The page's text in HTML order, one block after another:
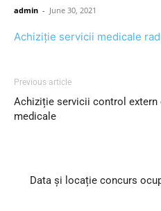
admin - June 30, 2021
Achiziție servicii medicale
Previous article
Achiziție servicii control
medicale
Data și locație concurs